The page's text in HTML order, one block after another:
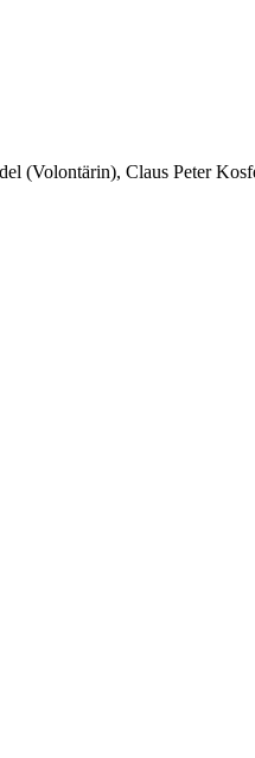
(Volontärin), Claus Peter